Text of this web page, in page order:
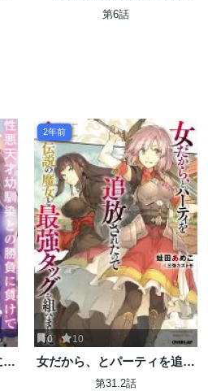
Disgraced Witch and the
第6話
負
2年前
0 10
女だから、とパーティを追放
されたので伝説の魔女と最強
第31.2話